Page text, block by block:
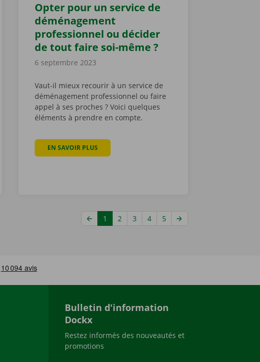
Opter pour un service de
déménagement
professionnel ou décider
de tout faire soi-même ?
6 septembre 2023
Vaut-il mieux recourir à un service de
déménagement professionnel ou faire
appel à ses proches ? Voici quelques
éléments à prendre en compte.
EN SAVOIR PLUS
1 2 3 4 5
Bulletin d'information
Dockx
Restez informés des nouveautés et
promotions